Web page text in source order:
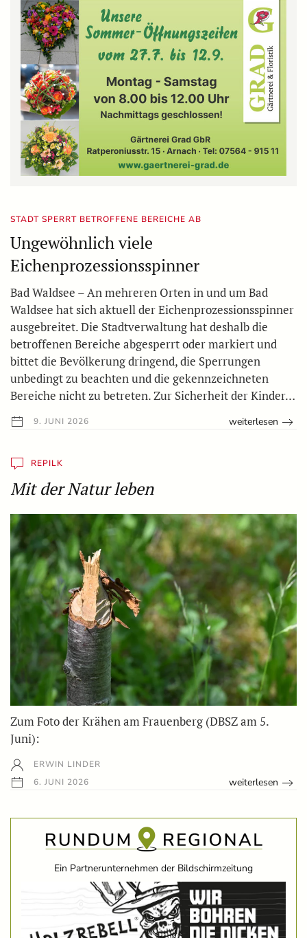
STADT SPERRT BETROFFENE BEREICHE AB
Ungewöhnlich viele
Eichenprozessionsspinner
Bad Waldsee – An mehreren Orten in und um Bad
Waldsee hat sich aktuell der Eichenprozessionsspinner
ausgebreitet. Die Stadtverwaltung hat deshalb die
betroffenen Bereiche abgesperrt oder markiert und
bittet die Bevölkerung dringend, die Sperrungen
unbedingt zu beachten und die gekennzeichneten
Bereiche nicht zu betreten. Zur Sicherheit der Kinder…
9. JUNI 2026 weiterlesen
REPILK
Mit der Natur leben
Zum Foto der Krähen am Frauenberg (DBSZ am 5.
Juni):
ERWIN LINDER
6. JUNI 2026
weiterlesen
Ein Partnerunternehmen der Bildschirmzeitung